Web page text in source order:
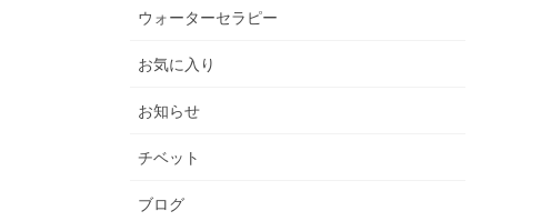
ウォーターセラピー
お気に入り
お知らせ
チベット
ブログ